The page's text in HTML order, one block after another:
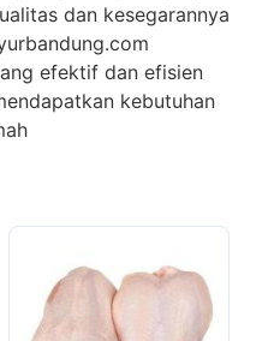
dan kesegarannya
efektif dan efisien
kebutuhan